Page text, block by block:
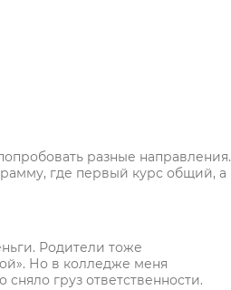
разные направления.
где первый курс общий, а
Родители тоже
Но в колледже меня
груз ответственности.